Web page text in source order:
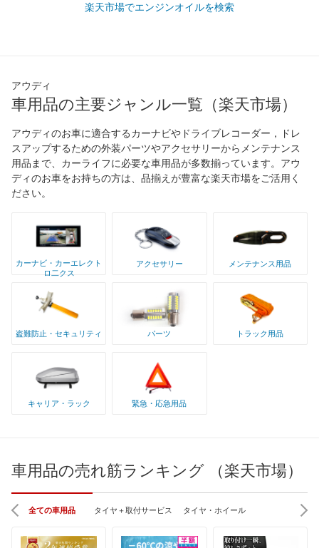
楽天市場でエンジンオイルを検索
アウディ
車用品の主要ジャンル一覧（楽天市場）
アウディのお車に適合するカーナビやドライブレコーダー，ドレ
スアップするための外装パーツやアクセサリーからメンテナンス
用品まで、カーライフに必要な車用品が多数揃っています。アウ
ディのお車をお持ちの方は、品揃えが豊富な楽天市場をご活用く
ださい。
カーナビ・カーエレクト
ロ二クス
アクセサリー メンテナンス用品
盗難防止・セキュリティ パーツ トラック用品
キャリア・ラック 緊急・応急用品
車用品の売れ筋ランキング （楽天市場）
全ての車用品 タイヤ＋取付サービス タイヤ・ホイール